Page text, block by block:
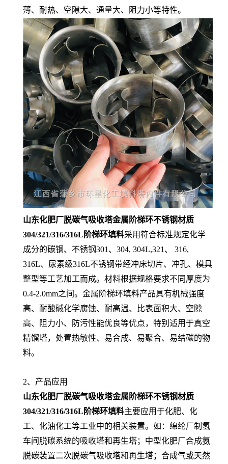
薄、耐热、空隙大、通量大、阻力小等特性。
山东化肥厂脱碳气吸收塔金属阶梯环不锈钢材质
304/321/316/316L阶梯环填料采用符合标准规定化学
成分的碳钢、不锈钢301、304, 304L,321、 316,
316L、尿素级316L不锈钢带经冲床切片、冲孔、模具
整型等工艺加工而成。材料根据规格要求不同厚度为
0.4-2.0mm之间。金属阶梯环填料产品具有机械强度
高、耐酸碱化学腐蚀、耐高温、比表面积大、空隙
高、阻力小、防污性能优良等优点，特别适用于真空
精馏塔，处置热敏性、易合成、易聚合、易结碳的物
料。
2、产品应用
山东化肥厂脱碳气吸收塔金属阶梯环不锈钢材质
304/321/316/316L阶梯环填料主要应用于化肥、化
工、化油化工等工业中的相关装置。如：绵纶厂制氢
车间脱碳系统的吸收塔和再生塔；中型化肥厂合成氨
脱碳装置二次脱碳气吸收塔和再生塔；合成气或天然